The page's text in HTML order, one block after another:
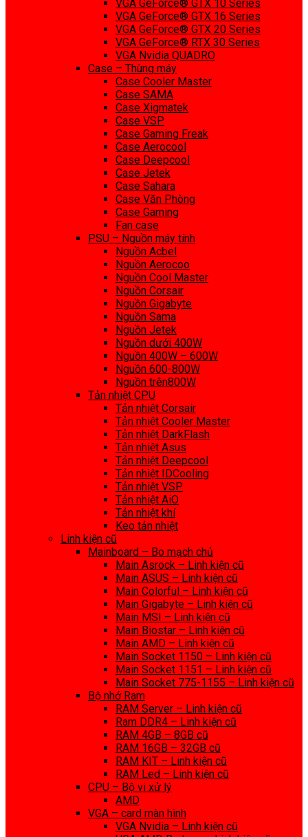
VGA GeForce® GTX 10 Series
VGA GeForce® GTX 16 Series
VGA GeForce® GTX 20 Series
VGA GeForce® RTX 30 Series
VGA Nvidia QUADRO
Case – Thùng máy
Case Cooler Master
Case SAMA
Case Xigmatek
Case VSP
Case Gaming Freak
Case Aerocool
Case Deepcool
Case Jetek
Case Sahara
Case Văn Phòng
Case Gaming
Fan case
PSU – Nguồn máy tính
Nguồn Acbel
Nguồn Aerocoo
Nguồn Cool Master
Nguồn Corsair
Nguồn Gigabyte
Nguồn Sama
Nguồn Jetek
Nguồn dưới 400W
Nguồn 400W – 600W
Nguồn 600-800W
Nguồn trên800W
Tản nhiệt CPU
Tản nhiệt Corsair
Tản nhiệt Cooler Master
Tản nhiệt DarkFlash
Tản nhiệt Asus
Tản nhiệt Deepcool
Tản nhiệt IDCooling
Tản nhiệt VSP
Tản nhiệt AiO
Tản nhiệt khí
Keo tản nhiệt
Linh kiện cũ
Mainboard – Bo mạch chủ
Main Asrock – Linh kiện cũ
Main ASUS – Linh kiện cũ
Main Colorful – Linh kiện cũ
Main Gigabyte – Linh kiện cũ
Main MSI – Linh kiện cũ
Main Biostar – Linh kiện cũ
Main AMD – Linh kiện cũ
Main Socket 1150 – Linh kiện cũ
Main Socket 1151 – Linh kiện cũ
Main Socket 775-1155 – Linh kiện cũ
Bộ nhớ Ram
RAM Server – Linh kiện cũ
Ram DDR4 – Linh kiện cũ
RAM 4GB – 8GB cũ
RAM 16GB – 32GB cũ
RAM KIT – Linh kiện cũ
RAM Led – Linh kiện cũ
CPU – Bộ vi xử lý
AMD
VGA – card màn hình
VGA Nvidia – Linh kiện cũ